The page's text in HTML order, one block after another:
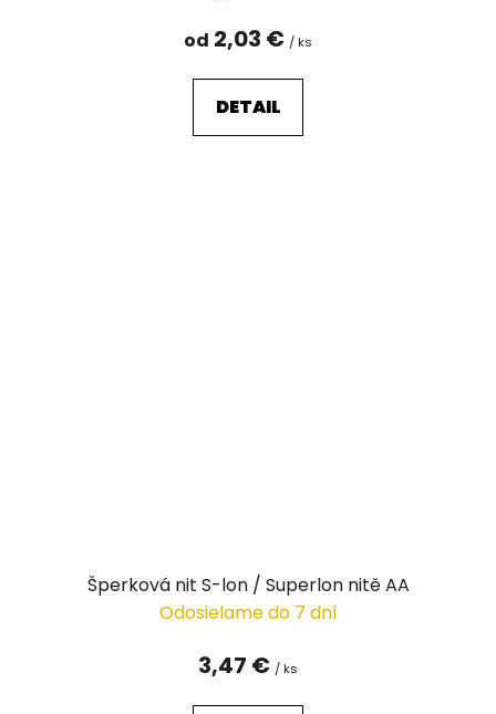
od 2,03 € / ks
DETAIL
Šperková nit S-lon / Superlon nitě AA
Odosielame do 7 dní
3,47 € / ks